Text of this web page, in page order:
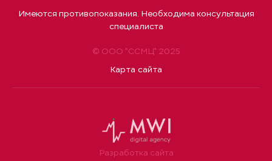
© ООО "ССМЦ" 2025
Карта сайта
Имеются противопоказания. Необходима консультация
специалиста
Разработка сайта